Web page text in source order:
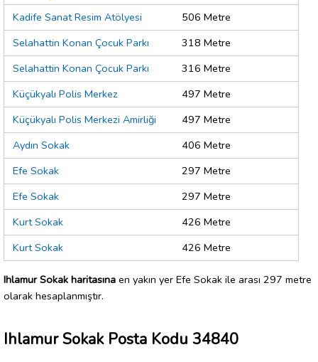
Kadife Sanat Resim Atölyesi
506 Metre
Selahattin Konan Çocuk Parkı
318 Metre
Selahattin Konan Çocuk Parkı
316 Metre
Küçükyalı Polis Merkez
497 Metre
Küçükyalı Polis Merkezi Amirliği
497 Metre
Aydın Sokak
406 Metre
Efe Sokak
297 Metre
Efe Sokak
297 Metre
Kurt Sokak
426 Metre
Kurt Sokak
426 Metre
Ihlamur Sokak haritasına en yakın yer Efe Sokak ile arası 297 metre
olarak hesaplanmıştır.
Ihlamur Sokak Posta Kodu 34840